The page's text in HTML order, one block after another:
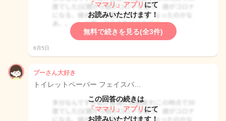
「ママリ」アプリ にて
お読みいただけます！
無料で続きを見る(全3件)
6月5日
プーさん大好き
トイレットペーパー フェイスパ…
この回答の続きは
「ママリ」アプリ にて
お読みいただけます！